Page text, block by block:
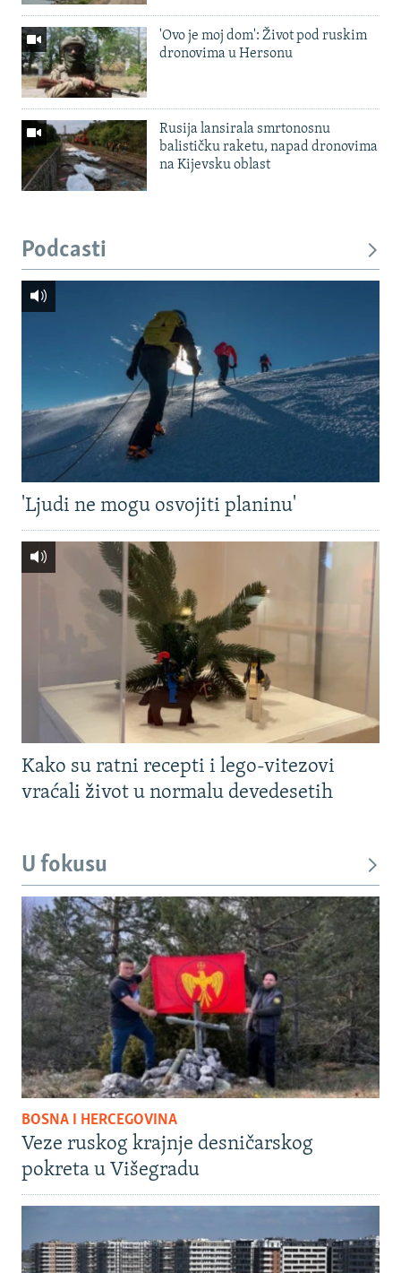
'Ovo je moj dom': Život pod ruskim
dronovima u Hersonu
Rusija lansirala smrtonosnu
balističku raketu, napad dronovima
na Kijevsku oblast
Podcasti
'Ljudi ne mogu osvojiti planinu'
Kako su ratni recepti i lego-vitezovi
vraćali život u normalu devedesetih
U fokusu
BOSNA I HERCEGOVINA
Veze ruskog krajnje desničarskog
pokreta u Višegradu